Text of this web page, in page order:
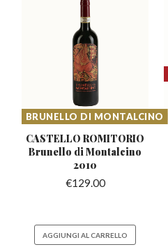
BRUNELLO DI MONTALCINO
CASTELLO ROMITORIO
Brunello di Montalcino
2010
€129.00
AGGIUNGI AL CARRELLO